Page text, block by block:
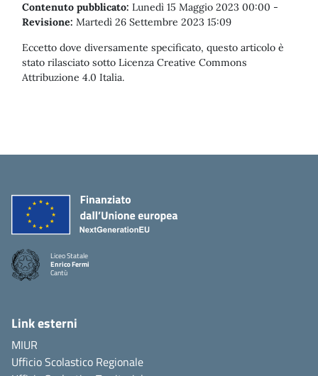
Contenuto pubblicato: Lunedì 15 Maggio 2023 00:00 -
Revisione: Martedì 26 Settembre 2023 15:09
Eccetto dove diversamente specificato, questo articolo è
stato rilasciato sotto Licenza Creative Commons
Attribuzione 4.0 Italia.
Liceo Statale
Enrico Fermi
Cantù
Link esterni
MIUR
Ufficio Scolastico Regionale